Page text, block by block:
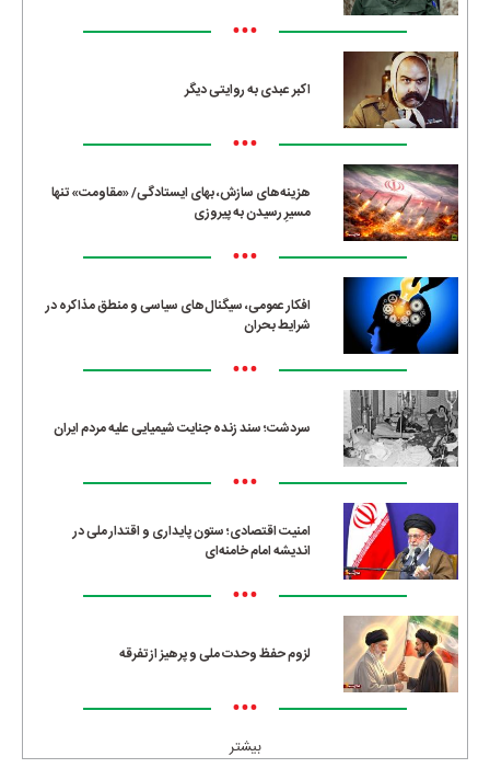
•••
اکبر عبدی به روایتی دیگر
•••
هزینه‌های سازش، بهای ایستادگی/ «مقاومت» تنها
مسیرِ رسیدن به پیروزی
•••
افکار عمومی، سیگنال‌های سیاسی و منطق مذاکره در
شرایط بحران
•••
سردشت؛ سند زنده جنایت شیمیایی علیه مردم ایران
•••
امنیت اقتصادی؛ ستون پایداری و اقتدار ملی در
اندیشه امام خامنه‌ای
•••
لزوم حفظ وحدت ملی و پرهیز از تفرقه
•••
بیشتر